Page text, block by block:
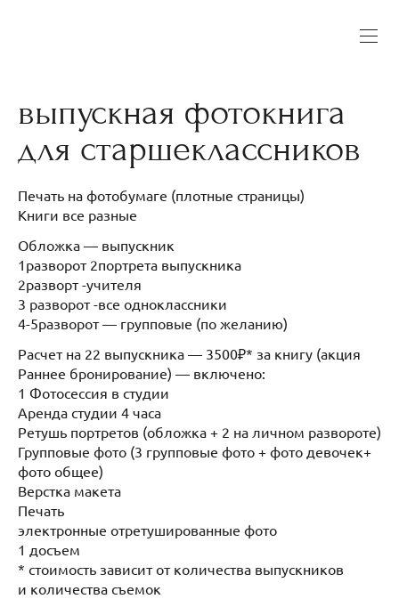
выпускная фотокнига
для старшеклассников
Печать на фотобумаге (плотные страницы)
Книги все разные
Обложка — выпускник
1разворот 2портрета выпускника
2разворт -учителя
3 разворот -все одноклассники
4-5разворот — групповые (по желанию)
Расчет на 22 выпускника — 3500₽* за книгу (акция
Раннее бронирование) — включено:
1 Фотосессия в студии
Аренда студии 4 часа
Ретушь портретов (обложка + 2 на личном развороте)
Групповые фото (3 групповые фото + фото девочек+
фото общее)
Верстка макета
Печать
электронные отретушированные фото
1 досъем
* стоимость зависит от количества выпускников
и количества съемок